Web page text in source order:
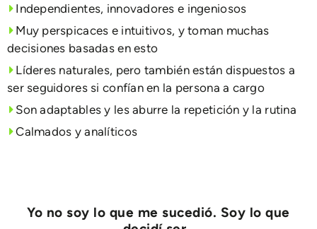
Independientes, innovadores e ingeniosos
Muy perspicaces e intuitivos, y toman muchas
decisiones basadas en esto
Líderes naturales, pero también están dispuestos a
ser seguidores si confían en la persona a cargo
Son adaptables y les aburre la repetición y la rutina
Calmados y analíticos
Yo no soy lo que me sucedió. Soy lo que